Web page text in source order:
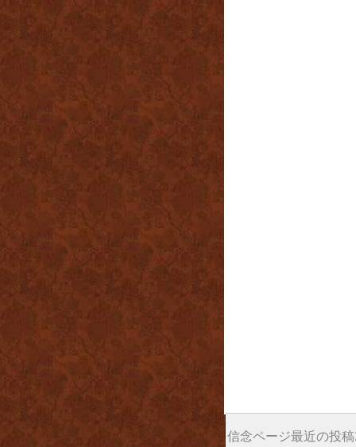
信念ページ最近の投